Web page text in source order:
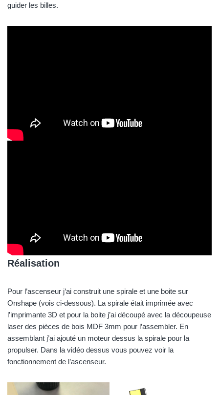
guider les billes.
Réalisation
Pour l’ascenseur j’ai construit une spirale et une boite sur
Onshape (vois ci-dessous). La spirale était imprimée avec
l’imprimante 3D et pour la boite j’ai découpé avec la découpeuse
laser des pièces de bois MDF 3mm pour l’assembler. En
assemblant j’ai ajouté un moteur dessus la spirale pour la
propulser. Dans la vidéo dessus vous pouvez voir la
fonctionnement de l’ascenseur.